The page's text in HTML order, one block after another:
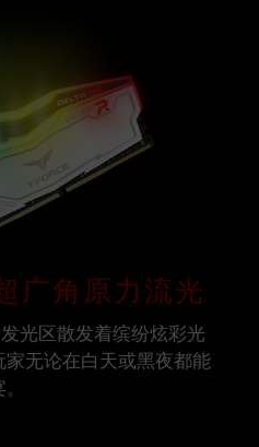
广角原力流光
光区散发着缤纷炫彩光
无论在白天或黑夜都能